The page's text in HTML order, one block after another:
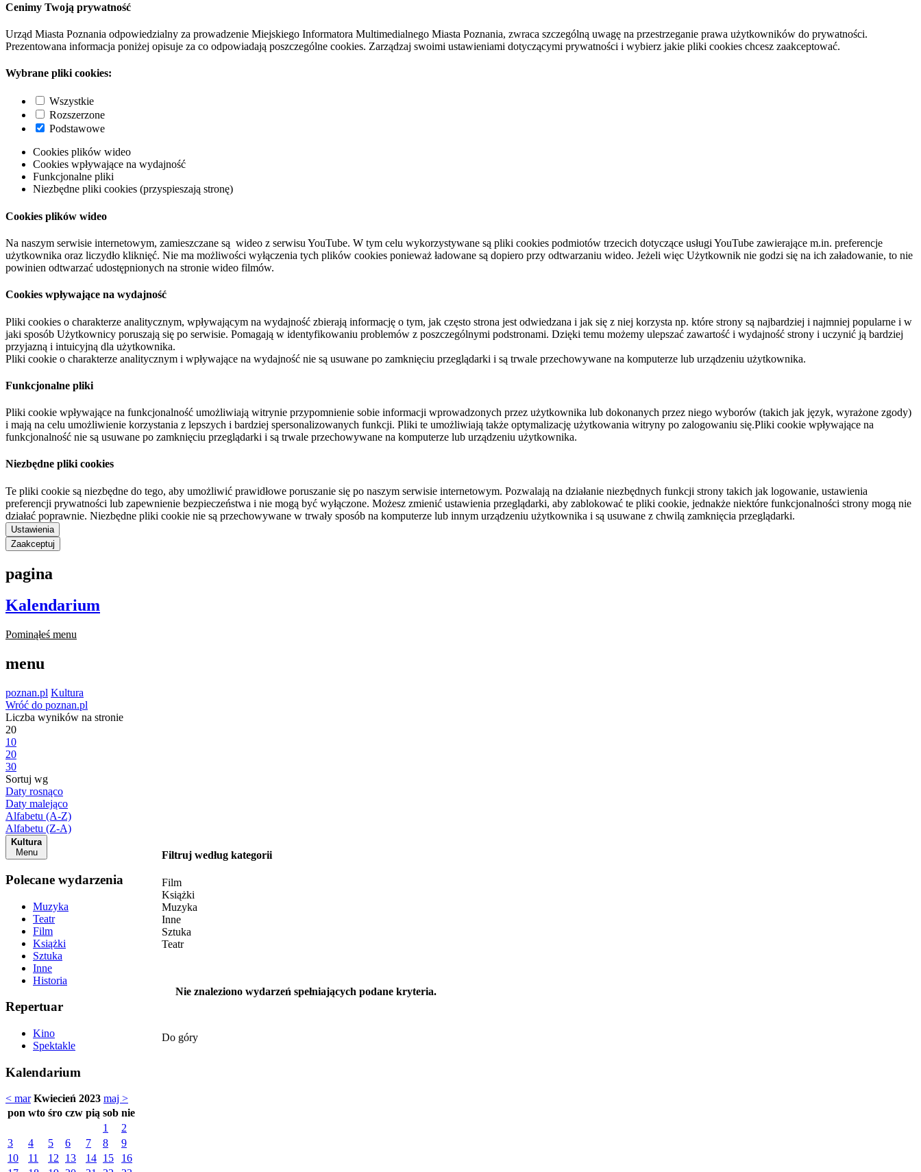
Cenimy Twoją prywatność
Urząd Miasta Poznania odpowiedzialny za prowadzenie Miejskiego Informatora Multimedialnego Miasta Poznania, zwraca szczególną uwagę na przestrzeganie prawa użytkowników do prywatności.
Prezentowana informacja poniżej opisuje za co odpowiadają poszczególne cookies. Zarządzaj swoimi ustawieniami dotyczącymi prywatności i wybierz jakie pliki cookies chcesz zaakceptować.
Wybrane pliki cookies:
Wszystkie
Rozszerzone
Podstawowe
Cookies plików wideo
Cookies wpływające na wydajność
Funkcjonalne pliki
Niezbędne pliki cookies (przyspieszają stronę)
Cookies plików wideo
Na naszym serwisie internetowym, zamieszczane są wideo z serwisu YouTube. W tym celu wykorzystywane są pliki cookies podmiotów trzecich dotyczące usługi YouTube zawierające m.in. preferencje
użytkownika oraz liczydło kliknięć. Nie ma możliwości wyłączenia tych plików cookies ponieważ ładowane są dopiero przy odtwarzaniu wideo. Jeżeli więc Użytkownik nie godzi się na ich załadowanie, to nie
powinien odtwarzać udostępnionych na stronie wideo filmów.
Cookies wpływające na wydajność
Pliki cookies o charakterze analitycznym, wpływającym na wydajność zbierają informację o tym, jak często strona jest odwiedzana i jak się z niej korzysta np. które strony są najbardziej i najmniej popularne i w
jaki sposób Użytkownicy poruszają się po serwisie. Pomagają w identyfikowaniu problemów z poszczególnymi podstronami. Dzięki temu możemy ulepszać zawartość i wydajność strony i uczynić ją bardziej
przyjazną i intuicyjną dla użytkownika.
Pliki cookie o charakterze analitycznym i wpływające na wydajność nie są usuwane po zamknięciu przeglądarki i są trwale przechowywane na komputerze lub urządzeniu użytkownika.
Funkcjonalne pliki
Pliki cookie wpływające na funkcjonalność umożliwiają witrynie przypomnienie sobie informacji wprowadzonych przez użytkownika lub dokonanych przez niego wyborów (takich jak język, wyrażone zgody)
i mają na celu umożliwienie korzystania z lepszych i bardziej spersonalizowanych funkcji. Pliki te umożliwiają także optymalizację użytkowania witryny po zalogowaniu się.Pliki cookie wpływające na
funkcjonalność nie są usuwane po zamknięciu przeglądarki i są trwale przechowywane na komputerze lub urządzeniu użytkownika.
Niezbędne pliki cookies
Te pliki cookie są niezbędne do tego, aby umożliwić prawidłowe poruszanie się po naszym serwisie internetowym. Pozwalają na działanie niezbędnych funkcji strony takich jak logowanie, ustawienia
preferencji prywatności lub zapewnienie bezpieczeństwa i nie mogą być wyłączone. Możesz zmienić ustawienia przeglądarki, aby zablokować te pliki cookie, jednakże niektóre funkcjonalności strony mogą nie
działać poprawnie. Niezbędne pliki cookie nie są przechowywane w trwały sposób na komputerze lub innym urządzeniu użytkownika i są usuwane z chwilą zamknięcia przeglądarki.
Ustawienia
Zaakceptuj
pagina
Kalendarium
Pominąłeś menu
menu
poznan.pl Kultura
Wróć do poznan.pl
Liczba wyników na stronie
20
10
20
30
Sortuj wg
Daty rosnąco
Daty malejąco
Alfabetu (A-Z)
Alfabetu (Z-A)
Kultura
Menu
Polecane wydarzenia
Muzyka
Teatr
Film
Książki
Sztuka
Inne
Historia
Repertuar
Kino
Spektakle
Kalendarium
< mar Kwiecień 2023 maj >
pon wto śro czw pią sob nie
1
2
3
4 5 6 7 8
9
10
11 12 13 14 15
16
Filtruj według kategorii
Film
Książki
Muzyka
Inne
Sztuka
Teatr
Nie znaleziono wydarzeń spełniających podane kryteria.
Do góry